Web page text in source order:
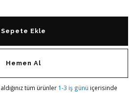
Sepete Ekle
Hemen Al
tüm ürünler 1-3 iş günü içerisinde